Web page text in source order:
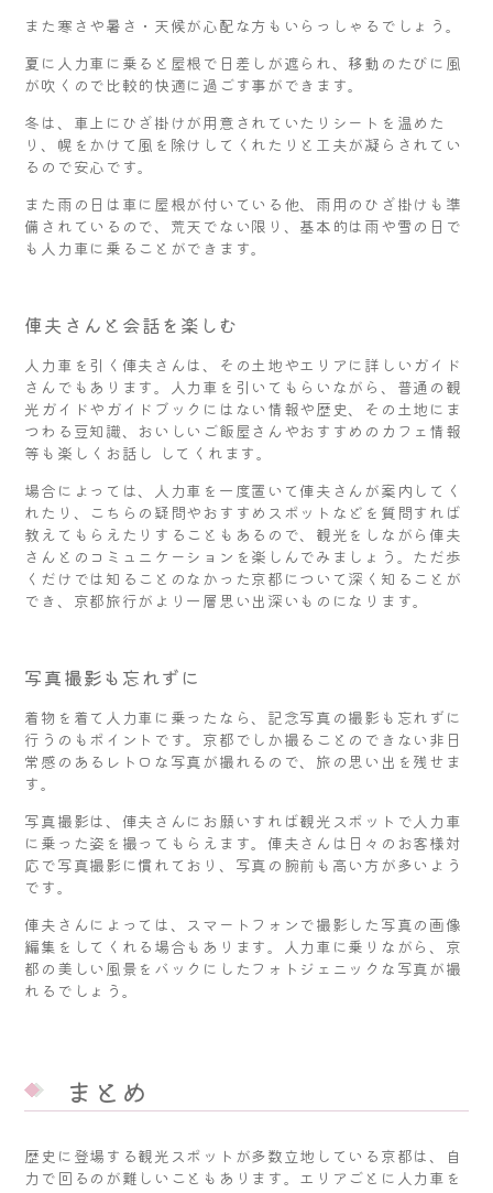
また寒さや暑さ・天候が心配な方もいらっしゃるでしょう。
夏に人力車に乗ると屋根で日差しが遮られ、移動のたびに風
が吹くので比較的快適に過ごす事ができます。
冬は、車上にひざ掛けが用意されていたりシートを温めた
り、幌をかけて風を除けしてくれたりと工夫が凝らされてい
るので安心です。
また雨の日は車に屋根が付いている他、雨用のひざ掛けも準
備されているので、荒天でない限り、基本的は雨や雪の日で
も人力車に乗ることができます。
俥夫さんと会話を楽しむ
人力車を引く俥夫さんは、その土地やエリアに詳しいガイド
さんでもあります。人力車を引いてもらいながら、普通の観
光ガイドやガイドブックにはない情報や歴史、その土地にま
つわる豆知識、おいしいご飯屋さんやおすすめのカフェ情報
等も楽しくお話し してくれます。
場合によっては、人力車を一度置いて俥夫さんが案内してく
れたり、こちらの疑問やおすすめスポットなどを質問すれば
教えてもらえたりすることもあるので、観光をしながら俥夫
さんとのコミュニケーションを楽しんでみましょう。ただ歩
くだけでは知ることのなかった京都について深く知ることが
でき、京都旅行がより一層思い出深いものになります。
写真撮影も忘れずに
着物を着て人力車に乗ったなら、記念写真の撮影も忘れずに
行うのもポイントです。京都でしか撮ることのできない非日
常感のあるレトロな写真が撮れるので、旅の思い出を残せま
す。
写真撮影は、俥夫さんにお願いすれば観光スポットで人力車
に乗った姿を撮ってもらえます。俥夫さんは日々のお客様対
応で写真撮影に慣れており、写真の腕前も高い方が多いよう
です。
俥夫さんによっては、スマートフォンで撮影した写真の画像
編集をしてくれる場合もあります。人力車に乗りながら、京
都の美しい風景をバックにしたフォトジェニックな写真が撮
れるでしょう。
まとめ
歴史に登場する観光スポットが多数立地している京都は、自
力で回るのが難しいこともあります。エリアごとに人力車を